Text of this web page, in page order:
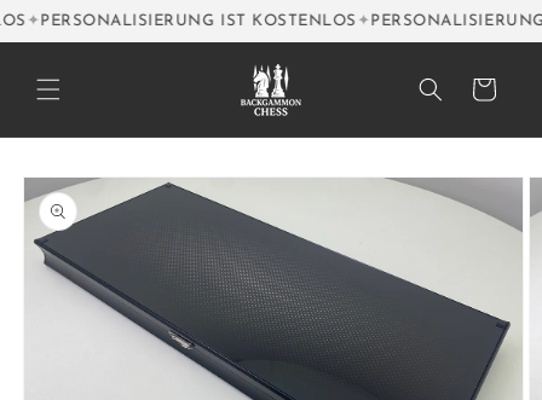
zum
Inhalt
PERSONALISIERUNG IST KOSTENLOS PERSONALISIERUNG
Warenkorb